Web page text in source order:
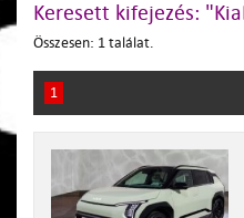
Keresett kifejezés:
Összesen: 1 találat.
1